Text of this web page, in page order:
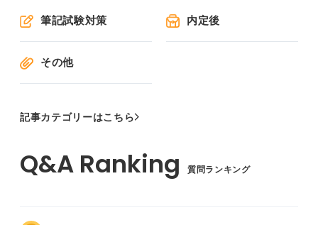
筆記試験対策 内定後
その他
記事カテゴリーはこちら
質問ランキング